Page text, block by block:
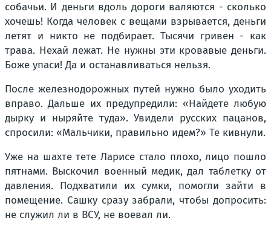
собачьи. И деньги вдоль дороги валяются - сколько
хочешь! Когда человек с вещами взрывается, деньги
летят и никто не подбирает. Тысячи гривен - как
трава. Нехай лежат. Не нужны эти кровавые деньги.
Боже упаси! Да и останавливаться нельзя.
После железнодорожных путей нужно было уходить
вправо. Дальше их предупредили: «Найдете любую
дырку и ныряйте туда». Увидели русских пацанов,
спросили: «Мальчики, правильно идем?» Те кивнули.
Уже на шахте тете Ларисе стало плохо, лицо пошло
пятнами. Выскочил военный медик, дал таблетку от
давления. Подхватили их сумки, помогли зайти в
помещение. Сашку сразу забрали, чтобы допросить:
не служил ли в ВСУ, не воевал ли.